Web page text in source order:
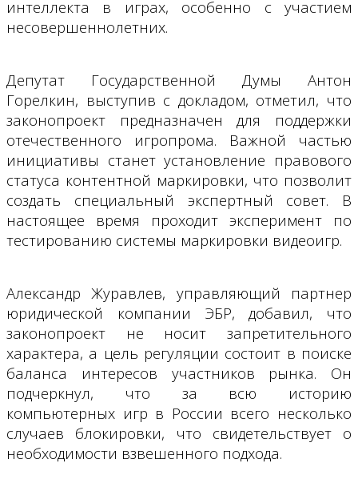
интеллекта в играх, особенно с участием
несовершеннолетних.
Депутат Государственной Думы Антон
Горелкин, выступив с докладом, отметил, что
законопроект предназначен для поддержки
отечественного игропрома. Важной частью
инициативы станет установление правового
статуса контентной маркировки, что позволит
создать специальный экспертный совет. В
настоящее время проходит эксперимент по
тестированию системы маркировки видеоигр.
Александр Журавлев, управляющий партнер
юридической компании ЭБР, добавил, что
законопроект не носит запретительного
характера, а цель регуляции состоит в поиске
баланса интересов участников рынка. Он
подчеркнул, что за всю историю
компьютерных игр в России всего несколько
случаев блокировки, что свидетельствует о
необходимости взвешенного подхода.